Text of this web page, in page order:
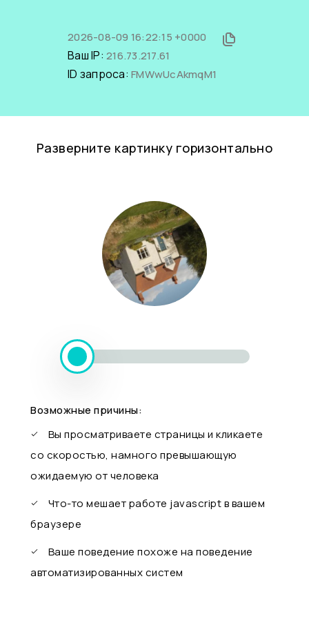
2026-08-09 16:22:15 +0000
Ваш IP: 216.73.217.61
ID запроса: FMWwUcAkmqM1
Разверните картинку горизонтально
Возможные причины:
Вы просматриваете страницы и кликаете
со скоростью, намного превышающую
ожидаемую от человека
Что-то мешает работе javascript в вашем
браузере
Ваше поведение похоже на поведение
автоматизированных систем